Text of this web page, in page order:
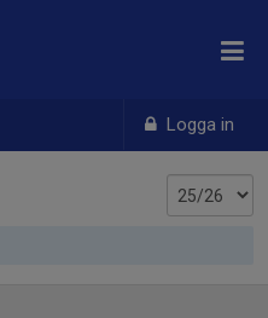
Logga in